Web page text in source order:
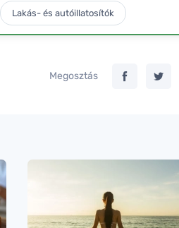
Lakás- és autóillatosítók
Megosztás